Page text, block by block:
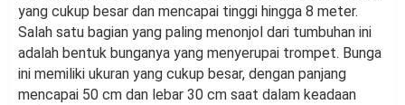
yang cukup besar dan mencapai tinggi hingga 8 meter.
Salah satu bagian yang paling menonjol dari tumbuhan ini
adalah bentuk bunganya yang menyerupai trompet. Bunga
ini memiliki ukuran yang cukup besar, dengan panjang
mencapai 50 cm dan lebar 30 cm saat dalam keadaan